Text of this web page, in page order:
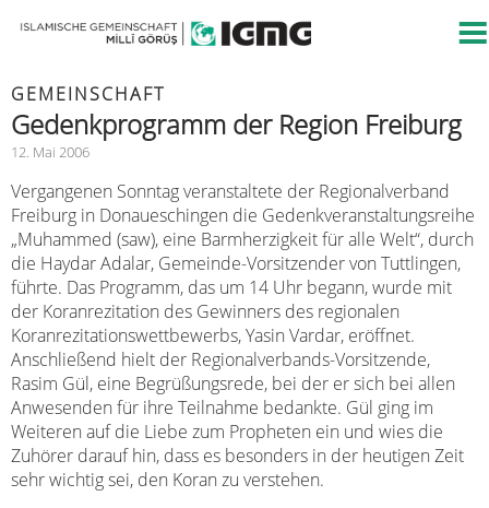
GEMEINSCHAFT
Gedenkprogramm der Region Freiburg
12. Mai 2006
Vergangenen Sonntag veranstaltete der Regionalverband
Freiburg in Donaueschingen die Gedenkveranstaltungsreihe
„Muhammed (saw), eine Barmherzigkeit für alle Welt“, durch
die Haydar Adalar, Gemeinde-Vorsitzender von Tuttlingen,
führte. Das Programm, das um 14 Uhr begann, wurde mit
der Koranrezitation des Gewinners des regionalen
Koranrezitationswettbewerbs, Yasin Vardar, eröffnet.
Anschließend hielt der Regionalverbands-Vorsitzende,
Rasim Gül, eine Begrüßungsrede, bei der er sich bei allen
Anwesenden für ihre Teilnahme bedankte. Gül ging im
Weiteren auf die Liebe zum Propheten ein und wies die
Zuhörer darauf hin, dass es besonders in der heutigen Zeit
sehr wichtig sei, den Koran zu verstehen.